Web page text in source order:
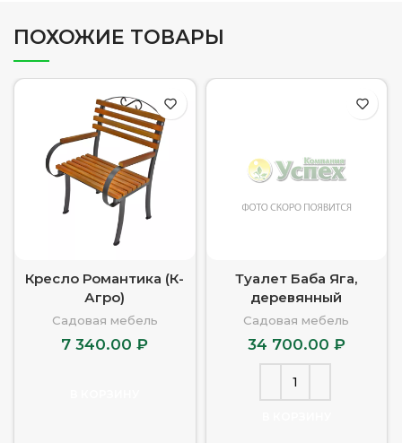
ПОХОЖИЕ ТОВАРЫ
Кресло Романтика (К-
Агро)
Садовая мебель
7 340.00₽
Туалет Баба Яга,
деревянный
Садовая мебель
34 700.00 ₽